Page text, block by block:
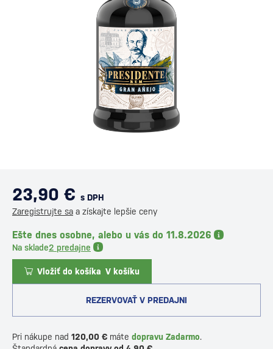
23,90 € s DPH
Zaregistrujte sa a získajte lepšie ceny
Ešte dnes osobne, alebo u vás do 11.8.2026
Na sklade2 predajne
Vložiť do košíka V košíku
REZERVOVAŤ V PREDAJNI
Pri nákupe nad 120,00 € máte dopravu Zadarmo.